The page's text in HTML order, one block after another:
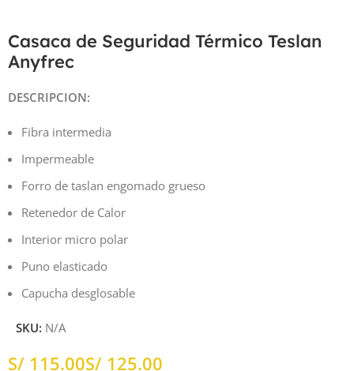
Casaca de Seguridad Térmico Teslan
Anyfrec
DESCRIPCION:
Fibra intermedia
Impermeable
Forro de taslan engomado grueso
Retenedor de Calor
Interior micro polar
Puno elasticado
Capucha desglosable
SKU: N/A
S/ S/